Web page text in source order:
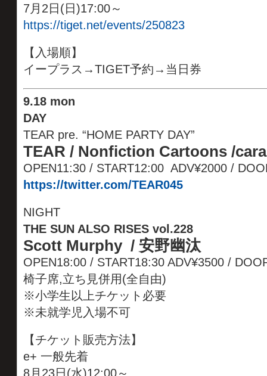
7月2日(日)17:00～
https://tiget.net/events/250823
【入場順】
イープラス→TIGET予約→当日券
9.18 mon
DAY
TEAR pre. “HOME PARTY DAY”
TEAR / Nonfiction Cartoons /
OPEN11:30 / START12:00 ADV¥2000 /
https://twitter.com/TEAR045
NIGHT
THE SUN ALSO RISES vol.228
Scott Murphy / 安野幽汰
OPEN18:00 / START18:30 ADV¥3500 /
椅子席,立ち見併用(全自由)
※小学生以上チケット必要
※未就学児入場不可
【チケット販売方法】
e+ 一般先着
8月23日(水)12:00～